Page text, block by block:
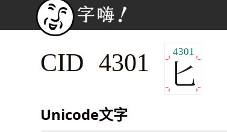
CID 4301 4301
Unicode文字